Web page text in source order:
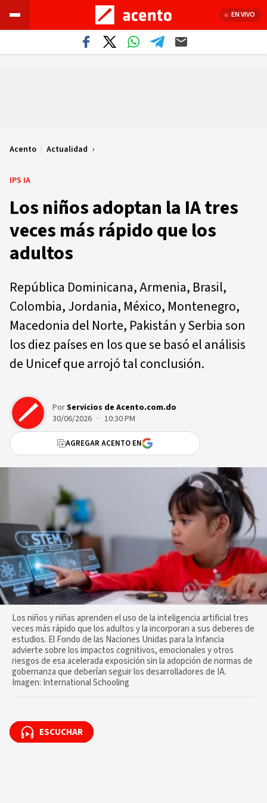
EN VIVO
Acento | Actualidad
IPS IA
Los niños adoptan la IA tres
veces más rápido que los
adultos
República Dominicana, Armenia, Brasil,
Colombia, Jordania, México, Montenegro,
Macedonia del Norte, Pakistán y Serbia son
los diez países en los que se basó el análisis
de Unicef que arrojó tal conclusión.
PorServicios de Acento.com.do
30/06/2026 · 10:30 PM
AGREGAR ACENTO EN
Los niños y niñas aprenden el uso de la inteligencia artificial tres
veces más rápido que los adultos y la incorporan a sus deberes de
estudios. El Fondo de las Naciones Unidas para la Infancia
advierte sobre los impactos cognitivos, emocionales y otros
riesgos de esa acelerada exposición sin la adopción de normas de
gobernanza que deberían seguir los desarrolladores de IA.
Imagen: International Schooling
ESCUCHAR
ESCUCHAR